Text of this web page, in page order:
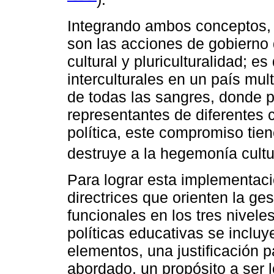
Integrando ambos
son las acciones de
cultural y pluriculturalidad;
interculturales en un país
de todas las sangres, donde
representantes de diferentes
política, este compromiso
destruye a la hegemonía
Para lograr esta
directrices que orienten la
funcionales en los tres
políticas educativas se
elementos, una justificación
abordado, un propósito a ser